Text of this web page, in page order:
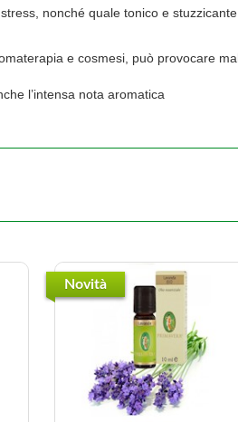
nonché quale tonico e
e cosmesi, può provocare
l’intensa nota aromatica
Novità